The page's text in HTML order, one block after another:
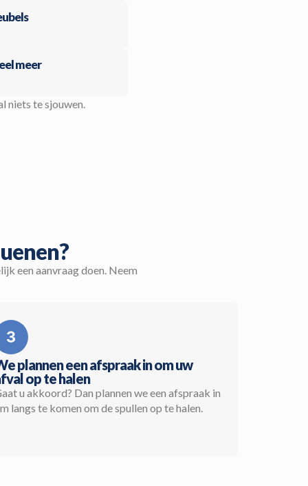
meer
niets te sjouwen.
een aanvraag doen. Neem
plannen een afspraak in om uw
op te halen
u akkoord? Dan plannen we een afspraak in
langs te komen om de spullen op te halen.